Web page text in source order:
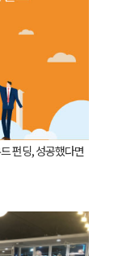
펀딩, 성공했다면